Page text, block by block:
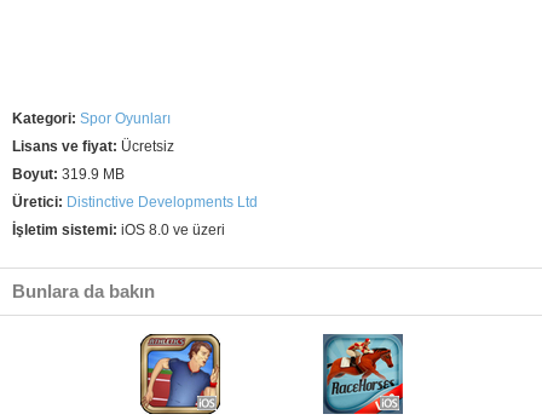
Kategori: Spor Oyunları
Lisans ve fiyat: Ücretsiz
Boyut: 319.9 MB
Üretici: Distinctive Developments Ltd
İşletim sistemi: iOS 8.0 ve üzeri
Bunlara da bakın